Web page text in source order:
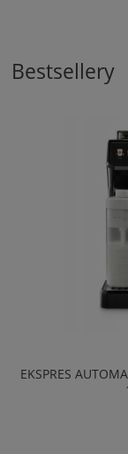
Bestsellery
EKSPRES